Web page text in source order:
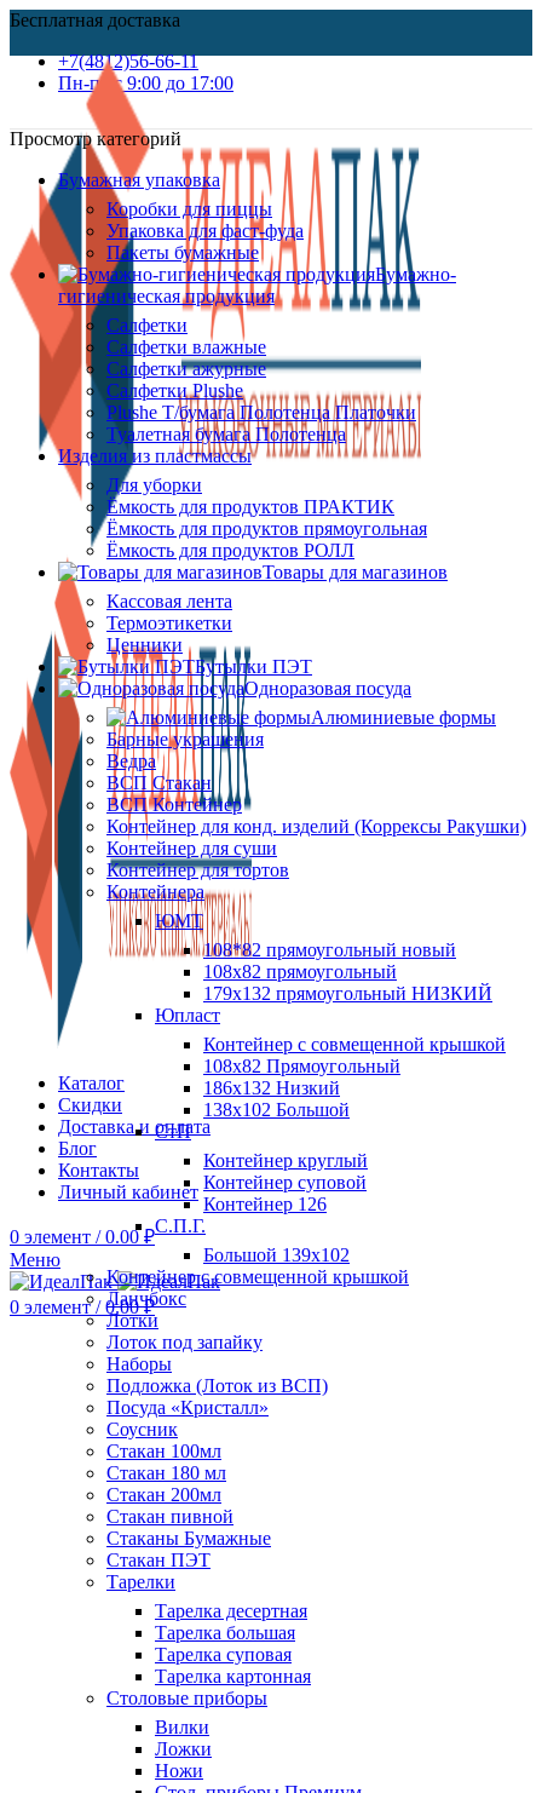
Бесплатная доставка
+7(4812)56-66-11
Пн-пт c 9:00 до 17:00
Каталог
Скидки
Доставка и оплата
Блог
Контакты
Личный кабинет
0 элемент / 0.00₽
Меню
0 элемент / 0.00₽
Просмотр категорий
Бумажная упаковка
Коробки для пиццы
Упаковка для фаст-фуда
Пакеты бумажные
Бумажно-
гигиеническая продукция
Салфетки
Салфетки влажные
Салфетки ажурные
Салфетки Plushe
Plushe Т/бумага Полотенца Платочки
Туалетная бумага Полотенца
Изделия из пластмассы
Для уборки
Ёмкость для продуктов ПРАКТИК
Ёмкость для продуктов прямоугольная
Ёмкость для продуктов РОЛЛ
Товары для магазинов
Кассовая лента
Термоэтикетки
Ценники
Бутылки ПЭТ
Одноразовая посуда
Алюминиевые формы
Барные украшения
Ведра
ВСП Стакан
ВСП Контейнер
Контейнер для конд. изделий (Коррексы Ракушки)
Контейнер для суши
Контейнер для тортов
Контейнера
ЮМТ
108*82 прямоугольный новый
108х82 прямоугольный
179х132 прямоугольный НИЗКИЙ
Юпласт
Контейнер с совмещенной крышкой
108х82 Прямоугольный
186х132 Низкий
138х102 Большой
СтП
Контейнер круглый
Контейнер суповой
Контейнер 126
С.П.Г.
Большой 139х102
Контейнер с совмещенной крышкой
Ланчбокс
Лотки
Лоток под запайку
Наборы
Подложка (Лоток из ВСП)
Посуда «Кристалл»
Соусник
Стакан 100мл
Стакан 180 мл
Стакан 200мл
Стакан пивной
Стаканы Бумажные
Стакан ПЭТ
Тарелки
Тарелка десертная
Тарелка большая
Тарелка суповая
Тарелка картонная
Столовые приборы
Вилки
Ложки
Ножи